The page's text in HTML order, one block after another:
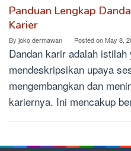
Panduan Lengkap
Karier
By joko dermawan Posted onMay 8,
Dandan karir adalah
mendeskripsikan upaya
mengembangkan dan
kariernya. Ini mencakup